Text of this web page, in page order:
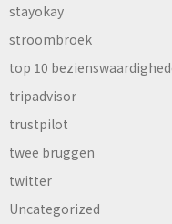
stayokay
stroombroek
top 10
tripadvisor
trustpilot
twee bruggen
twitter
Uncategorized